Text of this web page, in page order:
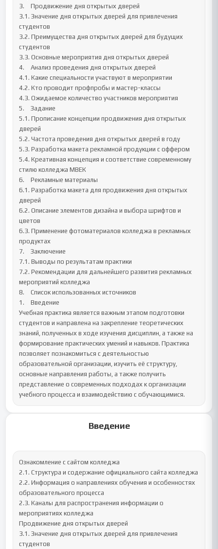
3.	Продвижение дня открытых дверей
3.1. Значение дня открытых дверей для привлечения
студентов
3.2. Преимущества дня открытых дверей для будущих
студентов
3.3. Основные мероприятия дня открытых дверей
4.	Анализ проведения дня открытых дверей
4.1. Какие специальности участвуют в мероприятии
4.2. Кто проводит профпробы и мастер-классы
4.3. Ожидаемое количество участников мероприятия
5.	Задание
5.1. Прописание концепции продвижения дня открытых
дверей
5.2. Частота проведения дня открытых дверей в году
5.3. Разработка макета рекламной продукции с оффером
5.4. Креативная концепция и соответствие современному
стилю колледжа МВЕК
6.	Рекламные материалы
6.1. Разработка макета для продвижения дня открытых
дверей
6.2. Описание элементов дизайна и выбора шрифтов и
цветов
6.3. Применение фотоматериалов колледжа в рекламных
продуктах
7.	Заключение
7.1. Выводы по результатам практики
7.2. Рекомендации для дальнейшего развития рекламных
мероприятий колледжа
8.	Список использованных источников
1.	Введение
Учебная практика является важным этапом подготовки
студентов и направлена на закрепление теоретических
знаний, полученных в ходе изучения дисциплин, а также на
формирование практических умений и навыков. Практика
позволяет познакомиться с деятельностью
образовательной организации, изучить её структуру,
основные направления работы, а также получить
представление о современных подходах к организации
учебного процесса и взаимодействию с обучающимися.
Введение
Ознакомление с сайтом колледжа
2.1. Структура и содержание официального сайта колледжа
2.2. Информация о направлениях обучения и особенностях
образовательного процесса
2.3. Каналы для распространения информации о
мероприятиях колледжа
Продвижение дня открытых дверей
3.1. Значение дня открытых дверей для привлечения
студентов